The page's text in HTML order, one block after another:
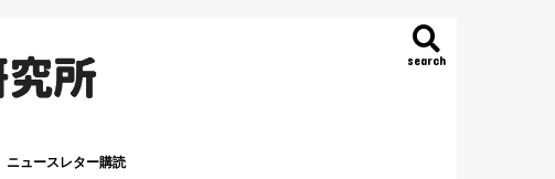
search
ニュースレター購読